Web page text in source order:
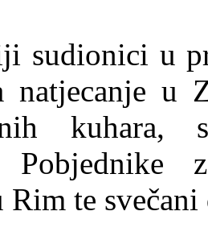
sudionici u
natjecanje u
kuhara,
Pobjednike
Rim te